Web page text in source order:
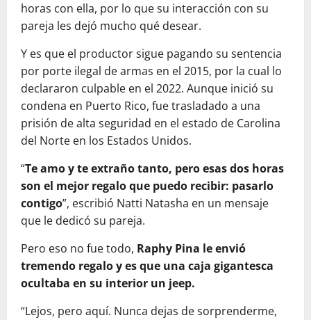
horas con ella, por lo que su interacción con su
pareja les dejó mucho qué desear.
Y es que el productor sigue pagando su sentencia
por porte ilegal de armas en el 2015, por la cual lo
declararon culpable en el 2022. Aunque inició su
condena en Puerto Rico, fue trasladado a una
prisión de alta seguridad en el estado de Carolina
del Norte en los Estados Unidos.
“Te amo y te extraño tanto, pero esas dos horas
son el mejor regalo que puedo recibir: pasarlo
contigo”, escribió Natti Natasha en un mensaje
que le dedicó su pareja.
Pero eso no fue todo, Raphy Pina le envió
tremendo regalo y es que una caja gigantesca
ocultaba en su interior un jeep.
“Lejos, pero aquí. Nunca dejas de sorprenderme,